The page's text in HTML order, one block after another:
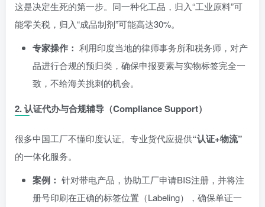
这是决定生死的第一步。同一种化工品，归入“工业原料”可
能零关税，归入“成品制剂”可能高达30%。
专家操作： 利用印度当地的律师事务所和税务师，对产
品进行合规的预归类，确保申报要素与实物标签完全一
致，不给海关挑刺的机会。
2. 认证代办与合规辅导（Compliance Support）
很多中国工厂不懂印度认证。专业货代应提供“认证+物流”
的一体化服务。
案例： 针对带电产品，协助工厂申请BIS注册，并将注
册号印刷在正确的标签位置（Labeling），确保单证一